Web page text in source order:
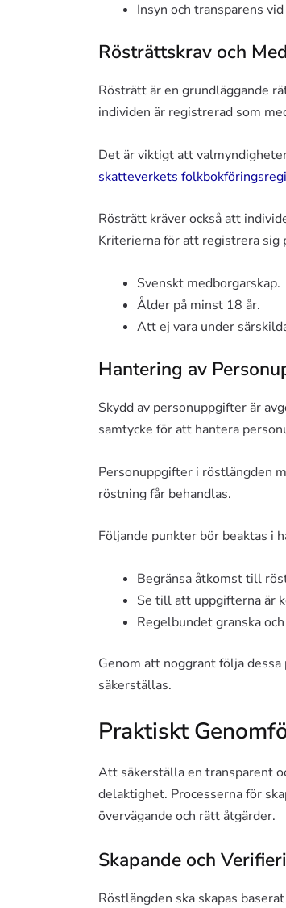
Insyn och transparens
Rösträttskrav och
Rösträtt är en grundläggande
individen är registrerad som
Det är viktigt att
skatteverkets
Rösträtt kräver också att
Kriterierna för att registrera sig
Svenskt medborgarskap.
Ålder på minst 18 år.
Att ej vara under
Hantering av
Skydd av personuppgifter är
samtycke för att hantera
Personuppgifter i röstlängden
röstning får behandlas.
Följande punkter bör beaktas i
Begränsa åtkomst till
Se till att uppgifterna är
Regelbundet granska
Genom att noggrant följa
säkerställas.
Praktiskt
Att säkerställa en transparent
delaktighet. Processerna för
övervägande och rätt åtgärder.
Skapande och
Röstlängden ska skapas